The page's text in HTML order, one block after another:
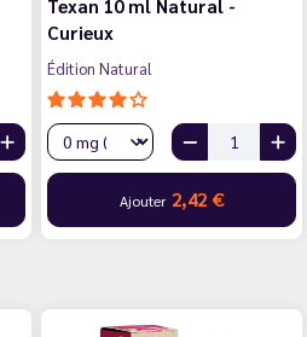
Texan 10 ml Natural -
Curieux
Édition Natural
Ajouter 2,42 €